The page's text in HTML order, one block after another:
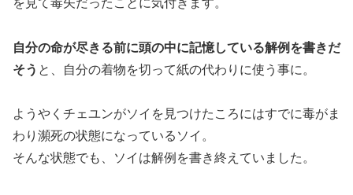
自分の命が尽きる前に頭の中に記憶している解例を書きだ
そう と、自分の着物を切って紙の代わりに使う事に。
ようやくチェユンがソイを見つけたころにはすでに毒がま
わり瀕死の状態になっているソイ。
そんな状態でも、ソイは解例を書き終えていました。